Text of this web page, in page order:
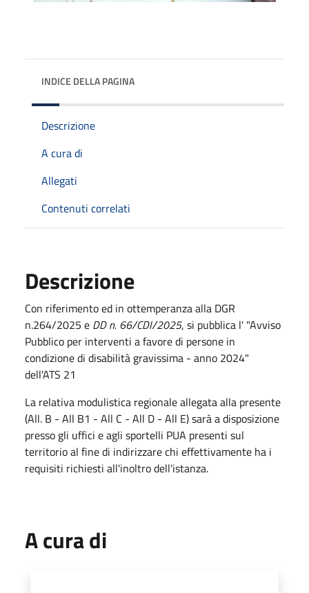
INDICE DELLA PAGINA
Descrizione
A cura di
Allegati
Contenuti correlati
Descrizione
Con riferimento ed in ottemperanza alla DGR
n.264/2025 e DD n. 66/CDI/2025, si pubblica l' "Avviso
Pubblico per interventi a favore di persone in
condizione di disabilità gravissima - anno 2024"
dell'ATS 21
La relativa modulistica regionale allegata alla presente
(All. B - All B1 - All C - All D - All E) sarà a disposizione
presso gli uffici e agli sportelli PUA presenti sul
territorio al fine di indirizzare chi effettivamente ha i
requisiti richiesti all'inoltro dell'istanza.
A cura di